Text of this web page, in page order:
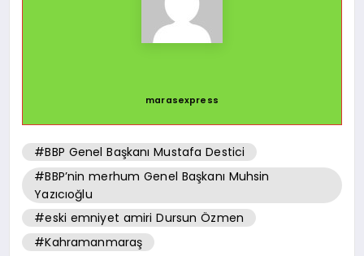
marasexpress
#BBP Genel Başkanı Mustafa Destici
#BBP’nin merhum Genel Başkanı Muhsin
Yazıcıoğlu
#eski emniyet amiri Dursun Özmen
#Kahramanmaraş